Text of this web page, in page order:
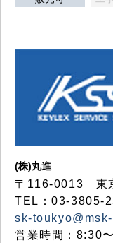
(株)丸進
〒116-0013 東
TEL：03-3805-
sk-
営業時間：8:30